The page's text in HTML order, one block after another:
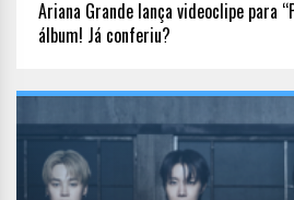
Ariana Grande lança videoclipe para
álbum! Já conferiu?